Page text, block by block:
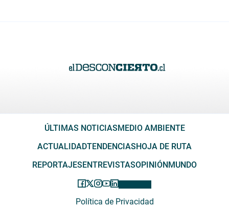
ÚLTIMAS NOTICIASMEDIO AMBIENTE
ACTUALIDADTENDENCIASHOJA DE RUTA
REPORTAJESENTREVISTASOPINIÓNMUNDO
Política de Privacidad